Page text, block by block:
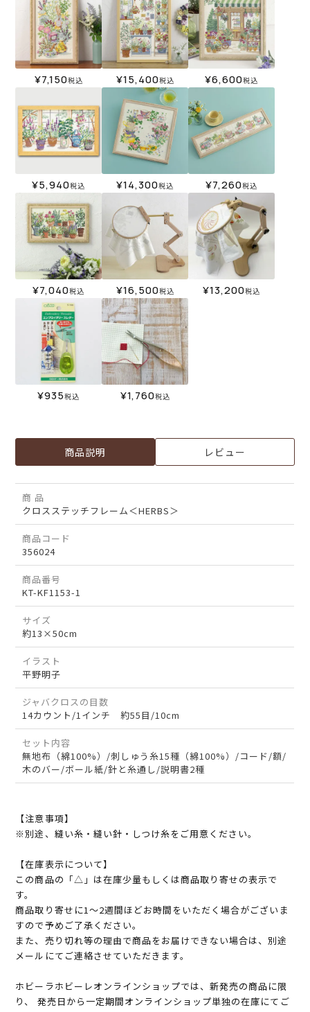
¥7,150税込 ¥15,400税込 ¥6,600税込
¥5,940税込 ¥14,300税込 ¥7,260税込
¥7,040税込 ¥16,500税込 ¥13,200税込
¥935税込 ¥1,760税込
商品説明 レビュー
商 品
クロスステッチフレーム＜HERBS＞
商品コード
356024
商品番号
KT-KF1153-1
サイズ
約13×50cm
イラスト
平野明子
ジャバクロスの目数
14カウント/1インチ 約55目/10cm
セット内容
無地布（綿100%）/刺しゅう糸15種（綿100%）/コード/額/
木のバー/ボール紙/針と糸通し/説明書2種
【注意事項】
※別途、縫い糸・縫い針・しつけ糸をご用意ください。
【在庫表示について】
この商品の「△」は在庫少量もしくは商品取り寄せの表示で
す。
商品取り寄せに1～2週間ほどお時間をいただく場合がございま
すので予めご了承ください。
また、売り切れ等の理由で商品をお届けできない場合は、別途
メールにてご連絡させていただきます。
ホビーラホビーレオンラインショップでは、新発売の商品に限
り、 発売日から一定期間オンラインショップ単独の在庫にてご